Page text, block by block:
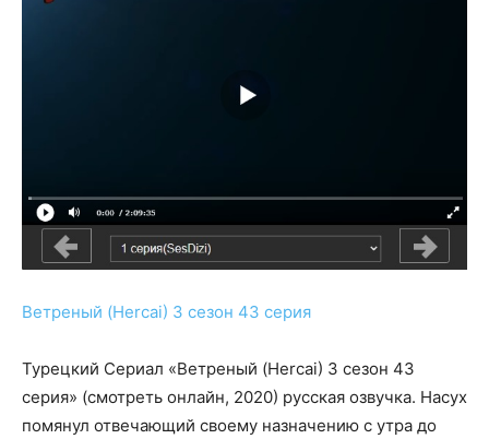
Ветреный (Hercai) 3 сезон 43 серия
Турецкий Сериал «Ветреный (Hercai) 3 сезон 43
серия» (смотреть онлайн, 2020) русская озвучка. Насух
помянул отвечающий своему назначению с утра до